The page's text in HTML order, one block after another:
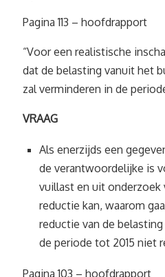
Pagina 113 – hoofdrapport
“Voor een realistische
dat de belasting vanuit het
zal verminderen in de
VRAAG
Als enerzijds een
de verantwoordelijke is
vuillast en uit onderzoek
reductie kan, waarom
reductie van de
de periode tot 2015 niet
Pagina 103 – hoofdrapport